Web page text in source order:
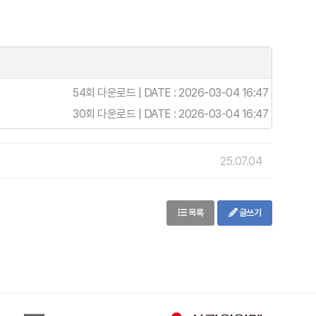
54회 다운로드 | DATE : 2026-03-04 16:47
30회 다운로드 | DATE : 2026-03-04 16:47
25.07.04
목록 글쓰기